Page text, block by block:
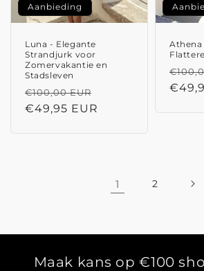
Aanbieding
Luna - Elegante
Strandjurk voor
Zomervakantie en
Stadsleven
Normale
prijs
€100,00 EUR
Aanbiedingsprijs
€49,95 EUR
Athena
prijs
1 2
Maak kans op €100